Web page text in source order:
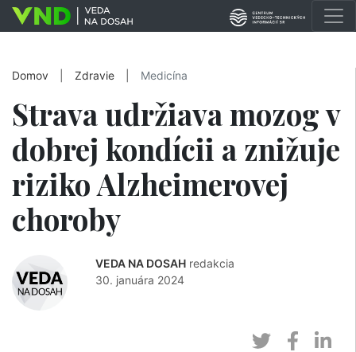
Domov Zdravie Medicína
Strava udržiava mozog v
dobrej kondícii a znižuje
riziko Alzheimerovej
choroby
VEDA NA DOSAH redakcia
30. januára 2024